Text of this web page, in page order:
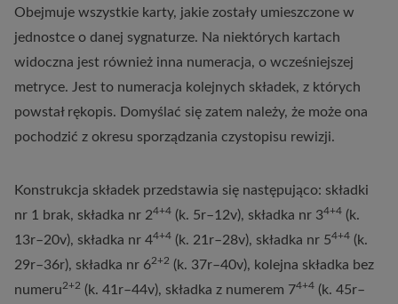
Obejmuje wszystkie karty, jakie zostały umieszczone w
jednostce o danej sygnaturze. Na niektórych kartach
widoczna jest również inna numeracja, o wcześniejszej
metryce. Jest to numeracja kolejnych składek, z których
powstał rękopis. Domyślać się zatem należy, że może ona
pochodzić z okresu sporządzania czystopisu rewizji.
Konstrukcja składek przedstawia się następująco: składki
nr 1 brak, składka nr 24+4 (k. 5r–12v), składka nr 34+4 (k.
13r–20v), składka nr 44+4 (k. 21r–28v), składka nr 54+4 (k.
29r–36r), składka nr 62+2 (k. 37r–40v), kolejna składka bez
numeru2+2 (k. 41r–44v), składka z numerem 74+4 (k. 45r–